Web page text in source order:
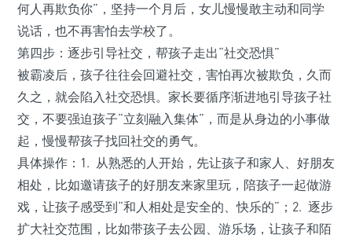
何人再欺负你”，坚持一个月后，女儿慢慢敢主动和同学
说话，也不再害怕去学校了。
第四步：逐步引导社交，帮孩子走出“社交恐惧”
被霸凌后，孩子往往会回避社交，害怕再次被欺负，久而
久之，就会陷入社交恐惧。家长要循序渐进地引导孩子社
交，不要强迫孩子“立刻融入集体”，而是从身边的小事做
起，慢慢帮孩子找回社交的勇气。
具体操作：1. 从熟悉的人开始，先让孩子和家人、好朋友
相处，比如邀请孩子的好朋友来家里玩，陪孩子一起做游
戏，让孩子感受到“和人相处是安全的、快乐的”；2. 逐步
扩大社交范围，比如带孩子去公园、游乐场，让孩子和陌